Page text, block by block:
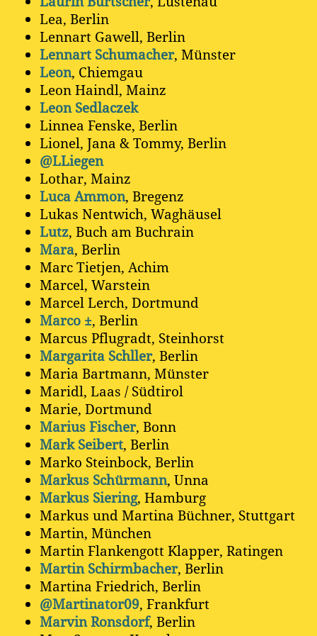
Lea, Berlin
Lennart Gawell, Berlin
Lennart Schumacher, Münster
Leon, Chiemgau
Leon Haindl, Mainz
Leon Sedlaczek
Linnea Fenske, Berlin
Lionel, Jana & Tommy, Berlin
@LLiegen
Lothar, Mainz
Luca Ammon, Bregenz
Lukas Nentwich, Waghäusel
Lutz, Buch am Buchrain
Mara, Berlin
Marc Tietjen, Achim
Marcel, Warstein
Marcel Lerch, Dortmund
Marco ±, Berlin
Marcus Pflugradt, Steinhorst
Margarita Schller, Berlin
Maria Bartmann, Münster
Maridl, Laas / Südtirol
Marie, Dortmund
Marius Fischer, Bonn
Mark Seibert, Berlin
Marko Steinbock, Berlin
Markus Schürmann, Unna
Markus Siering, Hamburg
Markus und Martina Büchner, Stuttgart
Martin, München
Martin Flankengott Klapper, Ratingen
Martin Schirmbacher, Berlin
Martina Friedrich, Berlin
@Martinator09, Frankfurt
Marvin Ronsdorf, Berlin